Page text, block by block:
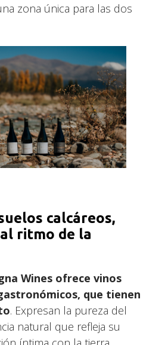
zona única para las dos
calcáreos,
ritmo de la
Wines ofrece vinos
que tienen
. Expresan la pureza del
natural que refleja su